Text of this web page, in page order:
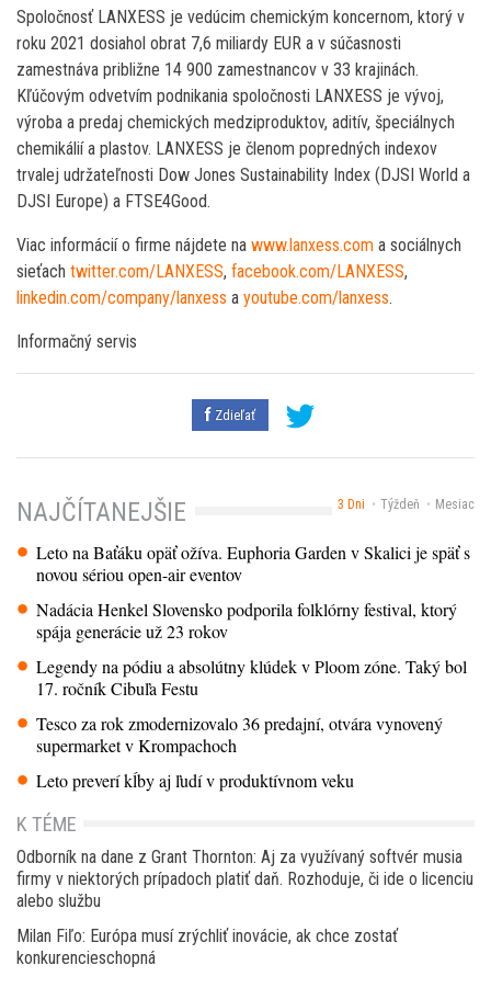
Spoločnosť LANXESS je vedúcim chemickým koncernom, ktorý v
roku 2021 dosiahol obrat 7,6 miliardy EUR a v súčasnosti
zamestnáva približne 14 900 zamestnancov v 33 krajinách.
Kľúčovým odvetvím podnikania spoločnosti LANXESS je vývoj,
výroba a predaj chemických medziproduktov, aditív, špeciálnych
chemikálií a plastov. LANXESS je členom popredných indexov
trvalej udržateľnosti Dow Jones Sustainability Index (DJSI World a
DJSI Europe) a FTSE4Good.
Viac informácií o firme nájdete na www.lanxess.com a sociálnych
sieťach twitter.com/LANXESS, facebook.com/LANXESS,
linkedin.com/company/lanxess a youtube.com/lanxess.
Informačný servis
Zdieľať
3 Dni Týždeň Mesiac
NAJČÍTANEJŠIE
Leto na Baťáku opäť ožíva. Euphoria Garden v Skalici je späť s
novou sériou open-air eventov
Nadácia Henkel Slovensko podporila folklórny festival, ktorý
spája generácie už 23 rokov
Legendy na pódiu a absolútny klúdek v Ploom zóne. Taký bol
17. ročník Cibuľa Festu
Tesco za rok zmodernizovalo 36 predajní, otvára vynovený
supermarket v Krompachoch
Leto preverí kĺby aj ľudí v produktívnom veku
K TÉME
Odborník na dane z Grant Thornton: Aj za využívaný softvér musia
firmy v niektorých prípadoch platiť daň. Rozhoduje, či ide o licenciu
alebo službu
Milan Fiľo: Európa musí zrýchliť inovácie, ak chce zostať
konkurencieschopná